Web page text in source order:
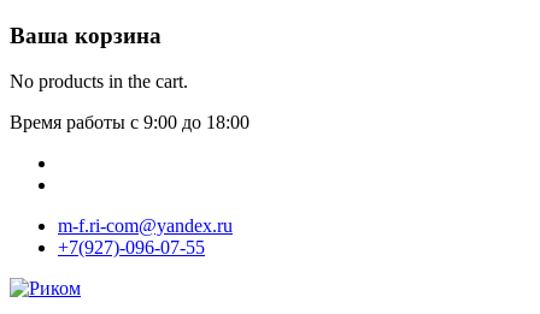
Ваша корзина
No products in the cart.
Время работы с 9:00 до 18:00
m-f.ri-com@yandex.ru
+7(927)-096-07-55